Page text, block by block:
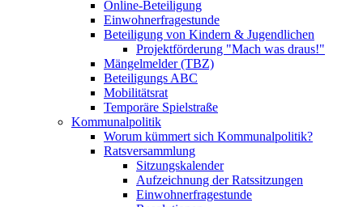
Online-Beteiligung
Einwohnerfragestunde
Beteiligung von Kindern & Jugendlichen
Projektförderung "Mach was draus!"
Mängelmelder (TBZ)
Beteiligungs ABC
Mobilitätsrat
Temporäre Spielstraße
Kommunalpolitik
Worum kümmert sich Kommunalpolitik?
Ratsversammlung
Sitzungskalender
Aufzeichnung der Ratssitzungen
Einwohnerfragestunde